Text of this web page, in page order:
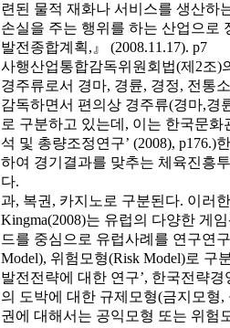
련된 물적 재화나 서비스를 생산하
손실을 주는 행위를 하는 산업으로
발전종합계획,』 (2008.11.17). p7
사행산업통합감독위원회법(제2조)
경주류로서 경마, 경륜, 경정, 전통
감독하면서 편의상 경주류(경마,경
로 구분하고 있는데, 이는 한국문
석 및 총량조정연구’ (2008),
하여 경기결과를 맞추는 체육진흥
다.
과, 복권, 카지노로 구분된다. 이러
Kingma(2008)는 유럽의 다양한 게
드를 중심으로 유럽사례를 연구연
Model), 위험모형(Risk Model)로 구
발전전략에 대한 연구’, 한국전략
의 도박에 대한 규제모형(금지모형
권에 대해서는 공익모형 또는 위험